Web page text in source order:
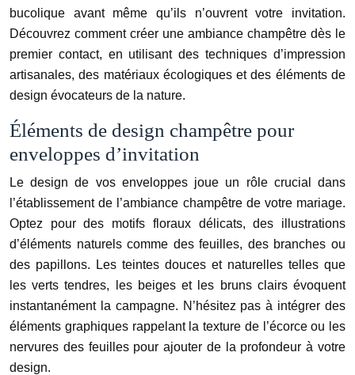
bucolique avant même qu’ils n’ouvrent votre invitation.
Découvrez comment créer une ambiance champêtre dès le
premier contact, en utilisant des techniques d’impression
artisanales, des matériaux écologiques et des éléments de
design évocateurs de la nature.
Éléments de design champêtre pour
enveloppes d’invitation
Le design de vos enveloppes joue un rôle crucial dans
l’établissement de l’ambiance champêtre de votre mariage.
Optez pour des motifs floraux délicats, des illustrations
d’éléments naturels comme des feuilles, des branches ou
des papillons. Les teintes douces et naturelles telles que
les verts tendres, les beiges et les bruns clairs évoquent
instantanément la campagne. N’hésitez pas à intégrer des
éléments graphiques rappelant la texture de l’écorce ou les
nervures des feuilles pour ajouter de la profondeur à votre
design.